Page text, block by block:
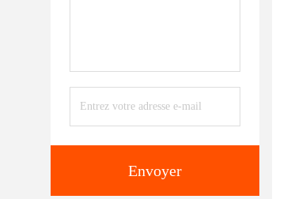
Envoyer